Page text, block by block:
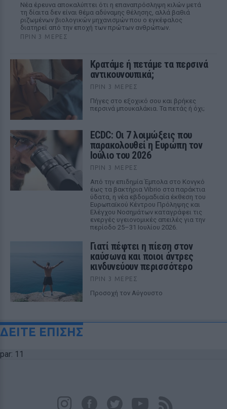
Νέα έρευνα αποκαλύπτει ότι η επαναπρόσληψη κιλών μετά
τη δίαιτα δεν είναι θέμα αδύναμης θέλησης, αλλά βαθιά
ριζωμένων βιολογικών μηχανισμών που ο εγκέφαλος
διατηρεί από την εποχή των πρώτων ανθρώπων.
ΠΡΙΝ 3 ΜΈΡΕΣ
Κρατάμε ή πετάμε τα περσινά
αντικουνουπικά;
ΠΡΙΝ 3 ΜΈΡΕΣ
Πήγες στο εξοχικό σου και βρήκες
περσινά μπουκαλάκια. Τα πετάς ή όχι;
ECDC: Οι 7 λοιμώξεις που
παρακολουθεί η Ευρώπη τον
Ιούλιο του 2026
ΠΡΙΝ 3 ΜΈΡΕΣ
Από την επιδημία Έμπολα στο Κονγκό
έως τα βακτήρια Vibrio στα παράκτια
ύδατα, η νέα εβδομαδιαία έκθεση του
Ευρωπαϊκού Κέντρου Πρόληψης και
Ελέγχου Νοσημάτων καταγράφει τις
ενεργές υγειονομικές απειλές για την
περίοδο 25–31 Ιουλίου 2026.
Γιατί πέφτει η πίεση στον
καύσωνα και ποιοι άντρες
κινδυνεύουν περισσότερο
ΠΡΙΝ 3 ΜΈΡΕΣ
Προσοχή τον Αύγουστο
ΔΕΙΤΕ ΕΠΙΣΗΣ
par: 11